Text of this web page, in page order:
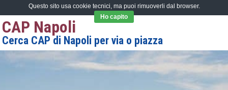
CAP Napoli
Cerca CAP di Napoli per via o piazza
Questo sito usa cookie tecnici, ma puoi rimuoverli dal browser.
Ho capito